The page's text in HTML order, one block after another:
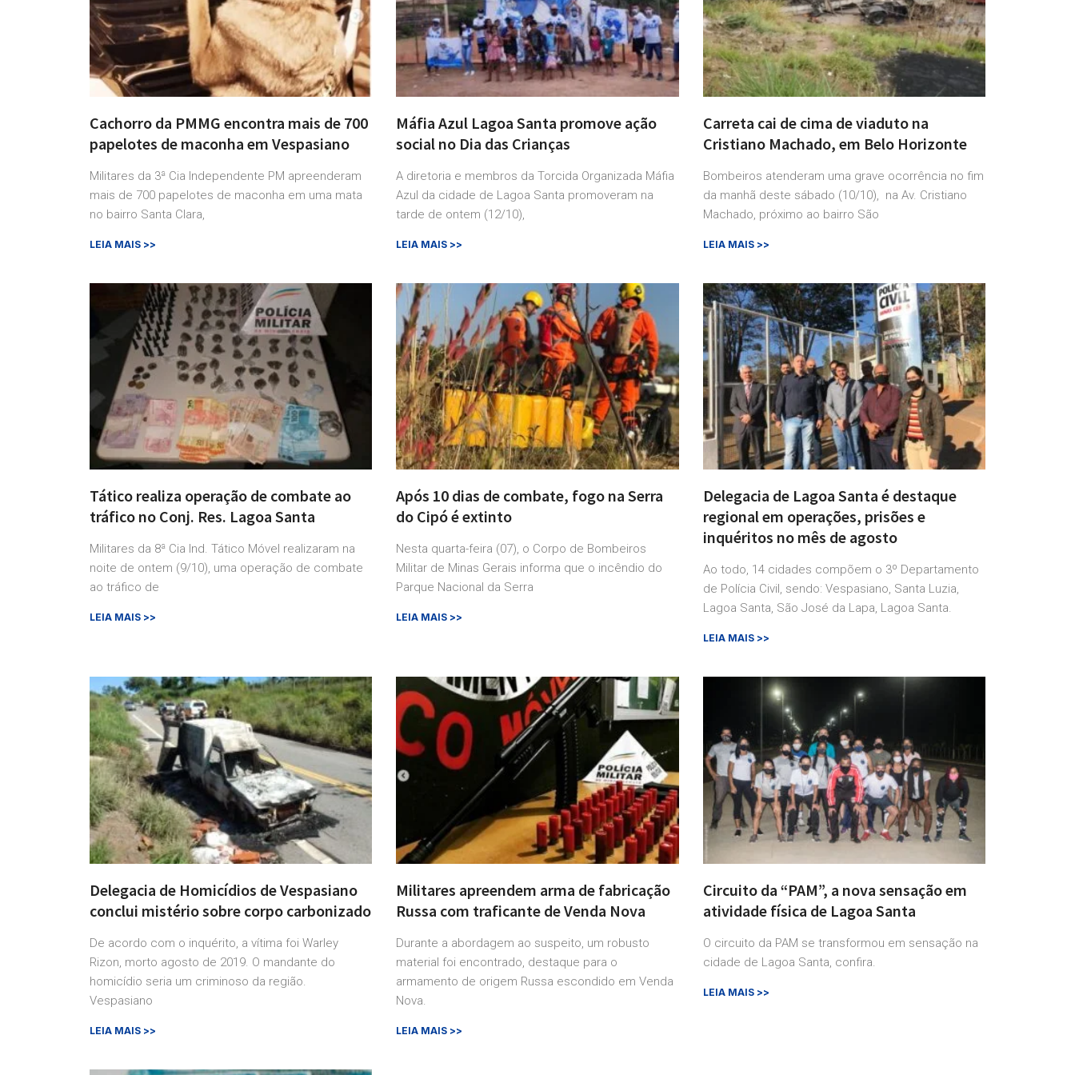
Cachorro da PMMG encontra mais de 700
papelotes de maconha em Vespasiano
Militares da 3ª Cia Independente PM apreenderam
mais de 700 papelotes de maconha em uma mata
no bairro Santa Clara,
LEIA MAIS >>
Máfia Azul Lagoa Santa promove ação
social no Dia das Crianças
A diretoria e membros da Torcida Organizada Máfia
Azul da cidade de Lagoa Santa promoveram na
tarde de ontem (12/10),
LEIA MAIS >>
Carreta cai de cima de viaduto na
Cristiano Machado, em Belo Horizonte
Bombeiros atenderam uma grave ocorrência no fim
da manhã deste sábado (10/10), na Av. Cristiano
Machado, próximo ao bairro São
LEIA MAIS >>
Tático realiza operação de combate ao
tráfico no Conj. Res. Lagoa Santa
Militares da 8ª Cia Ind. Tático Móvel realizaram na
noite de ontem (9/10), uma operação de combate
ao tráfico de
LEIA MAIS >>
Após 10 dias de combate, fogo na Serra
do Cipó é extinto
Nesta quarta-feira (07), o Corpo de Bombeiros
Militar de Minas Gerais informa que o incêndio do
Parque Nacional da Serra
LEIA MAIS >>
Delegacia de Lagoa Santa é destaque
regional em operações, prisões e
inquéritos no mês de agosto
Ao todo, 14 cidades compõem o 3º Departamento
de Polícia Civil, sendo: Vespasiano, Santa Luzia,
Lagoa Santa, São José da Lapa, Lagoa Santa.
LEIA MAIS >>
Delegacia de Homicídios de Vespasiano
conclui mistério sobre corpo carbonizado
De acordo com o inquérito, a vítima foi Warley
Rizon, morto agosto de 2019. O mandante do
homicídio seria um criminoso da região.
Vespasiano
LEIA MAIS >>
Militares apreendem arma de fabricação
Russa com traficante de Venda Nova
Durante a abordagem ao suspeito, um robusto
material foi encontrado, destaque para o
armamento de origem Russa escondido em Venda
Nova.
LEIA MAIS >>
Circuito da “PAM”, a nova sensação em
atividade física de Lagoa Santa
O circuito da PAM se transformou em sensação na
cidade de Lagoa Santa, confira.
LEIA MAIS >>